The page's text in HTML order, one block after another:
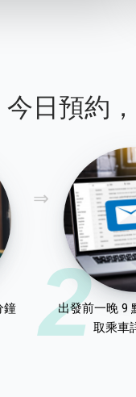
今日預約
鐘
2
出發前一晚 9
取乘車